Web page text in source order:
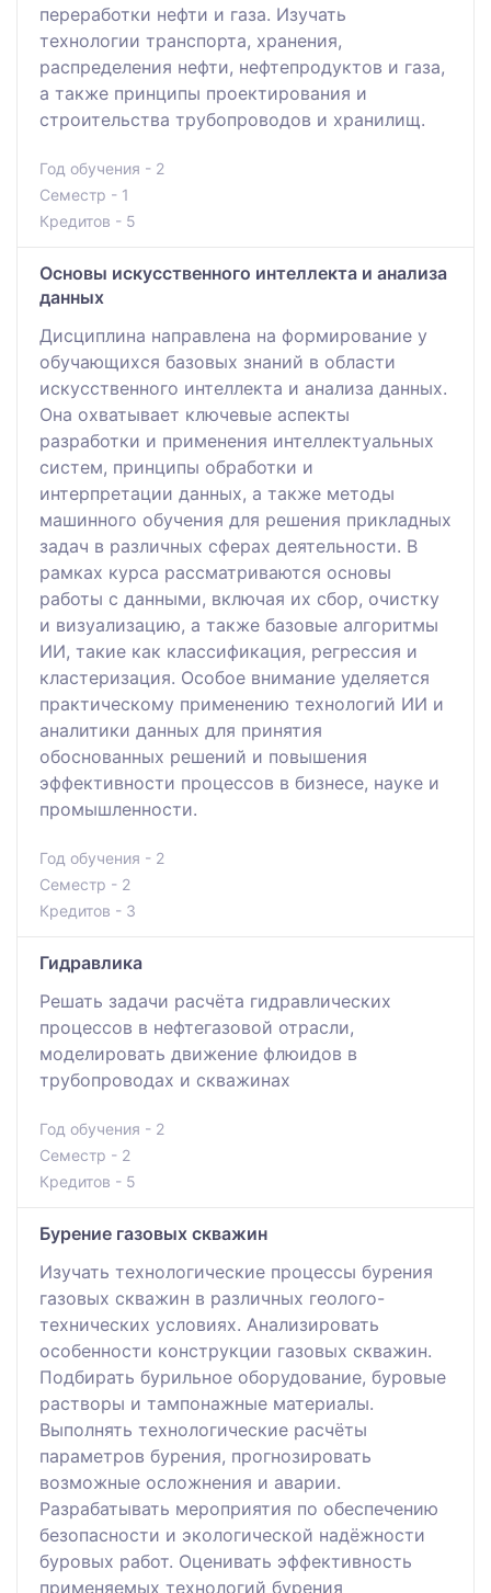
переработки нефти и газа. Изучать
технологии транспорта, хранения,
распределения нефти, нефтепродуктов и газа,
а также принципы проектирования и
строительства трубопроводов и хранилищ.
Год обучения - 2
Семестр - 1
Кредитов - 5
Основы искусственного интеллекта и анализа
данных
Дисциплина направлена на формирование у
обучающихся базовых знаний в области
искусственного интеллекта и анализа данных.
Она охватывает ключевые аспекты
разработки и применения интеллектуальных
систем, принципы обработки и
интерпретации данных, а также методы
машинного обучения для решения прикладных
задач в различных сферах деятельности. В
рамках курса рассматриваются основы
работы с данными, включая их сбор, очистку
и визуализацию, а также базовые алгоритмы
ИИ, такие как классификация, регрессия и
кластеризация. Особое внимание уделяется
практическому применению технологий ИИ и
аналитики данных для принятия
обоснованных решений и повышения
эффективности процессов в бизнесе, науке и
промышленности.
Год обучения - 2
Семестр - 2
Кредитов - 3
Гидравлика
Решать задачи расчёта гидравлических
процессов в нефтегазовой отрасли,
моделировать движение флюидов в
трубопроводах и скважинах
Год обучения - 2
Семестр - 2
Кредитов - 5
Бурение газовых скважин
Изучать технологические процессы бурения
газовых скважин в различных геолого-
технических условиях. Анализировать
особенности конструкции газовых скважин.
Подбирать бурильное оборудование, буровые
растворы и тампонажные материалы.
Выполнять технологические расчёты
параметров бурения, прогнозировать
возможные осложнения и аварии.
Разрабатывать мероприятия по обеспечению
безопасности и экологической надёжности
буровых работ. Оценивать эффективность
применяемых технологий бурения